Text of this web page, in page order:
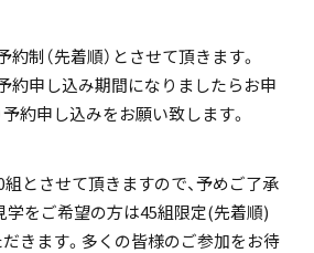
約制（先着順）とさせて頂きます。
約申し込み期間になりましたらお申
約申し込みをお願い致します。
組とさせて頂きますので、予めご了承
学をご希望の方は45組限定(先着順)
きます。多くの皆様のご参加をお待
り組みについて
本方針